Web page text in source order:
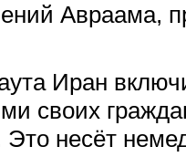
Авраама,
Иран
своих
несёт